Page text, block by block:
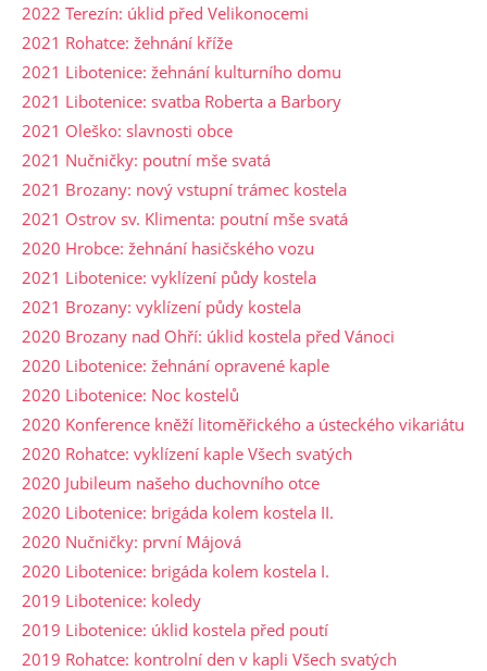
2022 Terezín: úklid před Velikonocemi
2021 Rohatce: žehnání kříže
2021 Libotenice: žehnání kulturního domu
2021 Libotenice: svatba Roberta a Barbory
2021 Oleško: slavnosti obce
2021 Nučničky: poutní mše svatá
2021 Brozany: nový vstupní trámec kostela
2021 Ostrov sv. Klimenta: poutní mše svatá
2020 Hrobce: žehnání hasičského vozu
2021 Libotenice: vyklízení půdy kostela
2021 Brozany: vyklízení půdy kostela
2020 Brozany nad Ohří: úklid kostela před Vánoci
2020 Libotenice: žehnání opravené kaple
2020 Libotenice: Noc kostelů
2020 Konference kněží litoměřického a ústeckého vikariátu
2020 Rohatce: vyklízení kaple Všech svatých
2020 Jubileum našeho duchovního otce
2020 Libotenice: brigáda kolem kostela II.
2020 Nučničky: první Májová
2020 Libotenice: brigáda kolem kostela I.
2019 Libotenice: koledy
2019 Libotenice: úklid kostela před poutí
2019 Rohatce: kontrolní den v kapli Všech svatých